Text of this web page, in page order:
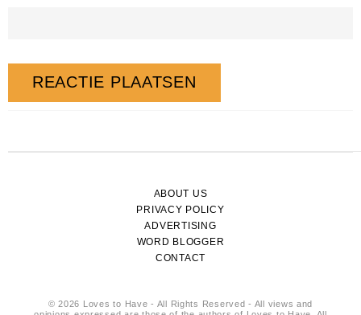
ABOUT US
PRIVACY POLICY
ADVERTISING
WORD BLOGGER
CONTACT
© 2026 Loves to Have - All Rights Reserved - All views and